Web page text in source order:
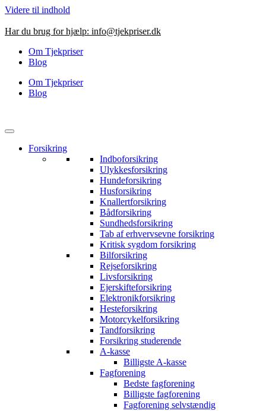
Videre til indhold
Har du brug for hjælp: info@tjekpriser.dk
Om Tjekpriser
Blog
Om Tjekpriser
Blog
Forsikring
Indboforsikring
Ulykkesforsikring
Hundeforsikring
Husforsikring
Knallertforsikring
Bådforsikring
Sundhedsforsikring
Tab af erhvervsevne forsikring
Kritisk sygdom forsikring
Bilforsikring
Rejseforsikring
Livsforsikring
Ejerskifteforsikring
Elektronikforsikring
Hesteforsikring
Motorcykelforsikring
Tandforsikring
Forsikring studerende
A-kasse
Billigste A-kasse
Fagforening
Bedste fagforening
Billigste fagforening
Fagforening selvstændig